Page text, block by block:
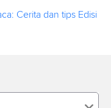
Cerita dan tips Edisi